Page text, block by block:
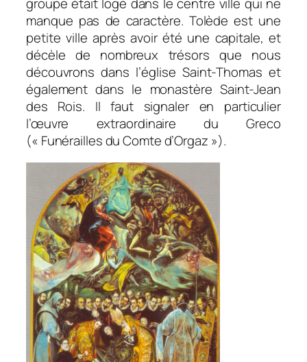
manque pas de caractère. Tolède est une
petite ville après avoir été une capitale, et
décèle de nombreux trésors que nous
découvrons dans l’église Saint-Thomas et
également dans le monastère Saint-Jean
des Rois. Il faut signaler en particulier
l’œuvre extraordinaire du Greco
(« Funérailles du Comte d’Orgaz »).